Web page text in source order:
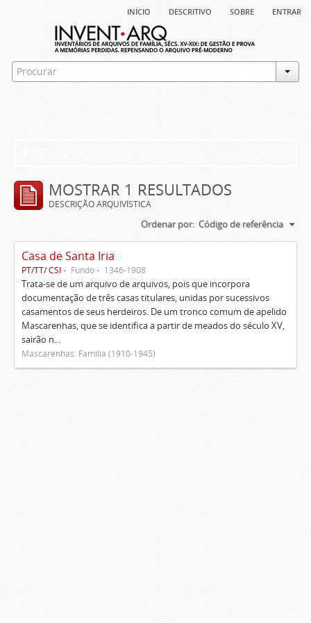
início descritivo sobre entrar
MOSTRAR 1 RESULTADOS
DESCRIÇÃO ARQUIVÍSTICA
Ordenar por: Código de referência
Casa de Santa Iria
PT/TT/ CSI Fundo 1346-1908
Trata-se de um arquivo de arquivos, pois que incorpora
documentação de três casas titulares, unidas por sucessivos
casamentos de seus herdeiros. De um tronco comum de apelido
Mascarenhas, que se identifica a partir de meados do século XV,
sairão n...
Mascarenhas. Família (1910-1945)